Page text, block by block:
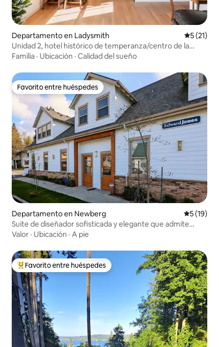
Departamento en Ladysmith
5 (21)
Unidad 2, hotel histórico de temperanza/centro de la
ciudad/5 plazas
Familia · Ubicación · Calidad del sueño
Favorito entre huéspedes
Favorito entre huéspedes
Departamento en Newberg
5 (19)
Suite de diseñador sofisticada y elegante que admite
perros
Valor · Ubicación · A pie
Favorito entre los huéspedes más destacados
Favorito entre huéspedes